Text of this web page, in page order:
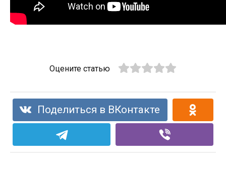
Оцените статью
Поделиться в ВКонтакте